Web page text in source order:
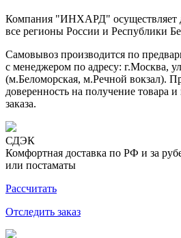
Компания "ИНХАРД" осуществляет
все регионы России и Республики
Самовывоз производится по
с менеджером по адресу: г.Москва,
(м.Беломорская, м.Речной вокзал).
доверенность на получение товара
заказа.
СДЭК
Комфортная доставка по РФ и за
или постаматы
Рассчитать
Отследить заказ